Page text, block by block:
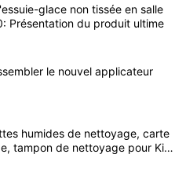
glace non tissée en salle
Présentation du produit ultime
le nouvel applicateur
humides de nettoyage, carte
tampon de nettoyage pour Kits
Evolis